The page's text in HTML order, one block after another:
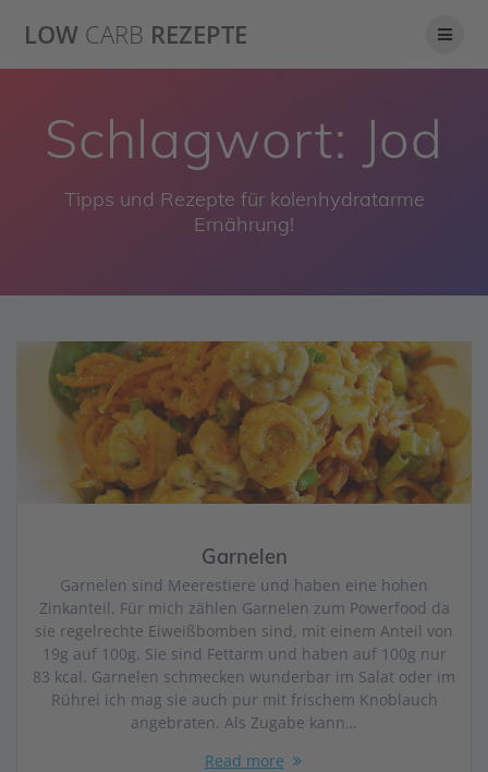
to
LOW CARB REZEPTE
Schlagwort: Jod
Tipps und Rezepte für kolenhydratarme
Ernährung!
Garnelen
Garnelen sind Meerestiere und haben eine hohen
Zinkanteil. Für mich zählen Garnelen zum Powerfood da
sie regelrechte Eiweißbomben sind, mit einem Anteil von
19g auf 100g. Sie sind Fettarm und haben auf 100g nur
83 kcal. Garnelen schmecken wunderbar im Salat oder im
Rührei ich mag sie auch pur mit frischem Knoblauch
angebraten. Als Zugabe kann…
Read more